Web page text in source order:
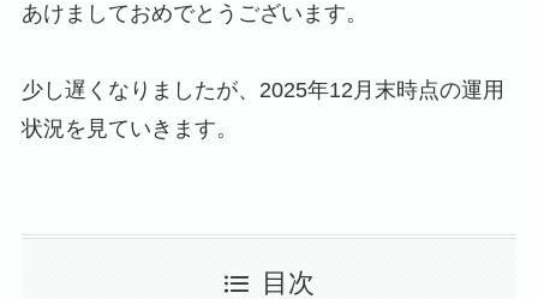
あけましておめでとうございます。
少し遅くなりましたが、2025年12月末時点の運用
状況を見ていきます。
目次